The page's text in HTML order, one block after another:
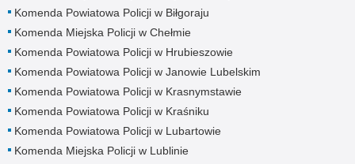
Komenda Powiatowa Policji w Biłgoraju
Komenda Miejska Policji w Chełmie
Komenda Powiatowa Policji w Hrubieszowie
Komenda Powiatowa Policji w Janowie Lubelskim
Komenda Powiatowa Policji w Krasnymstawie
Komenda Powiatowa Policji w Kraśniku
Komenda Powiatowa Policji w Lubartowie
Komenda Miejska Policji w Lublinie